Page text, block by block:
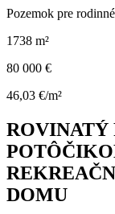
Pozemok pre
1738 m²
80 000 €
46,03 €/m²
ROVINATÝ
DOMU